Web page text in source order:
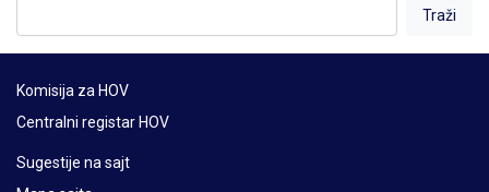
Komisija za HOV
Centralni registar HOV
Sugestije na sajt